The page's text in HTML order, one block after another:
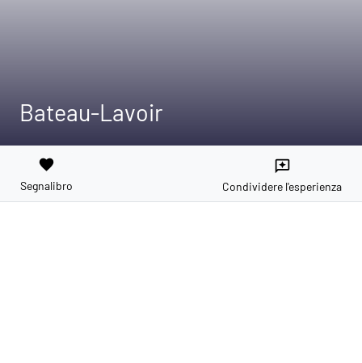
Bateau-Lavoir
favorite
Segnalibro
reviews
Condividere l'esperienza